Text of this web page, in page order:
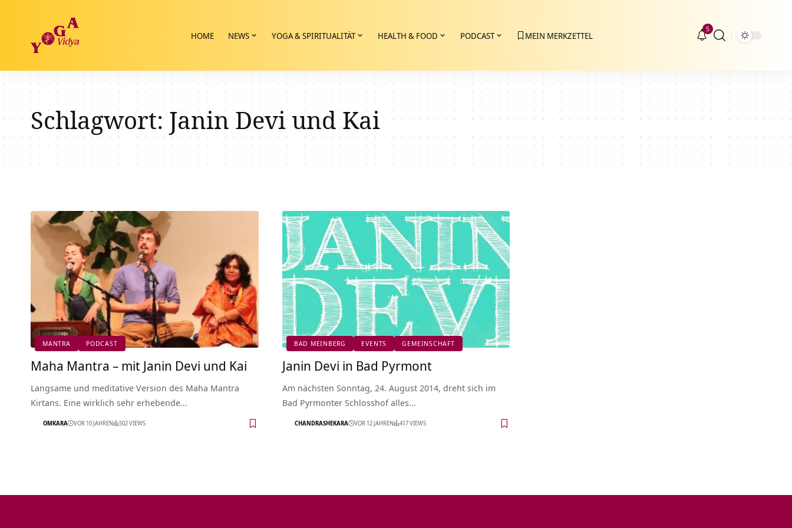
HOME NEWS YOGA & SPIRITUALITÄT HEALTH & FOOD PODCAST MEIN MERKZETTEL
5
Schlagwort:Janin Devi und Kai
MANTRA PODCAST
Maha Mantra – mit Janin Devi und Kai
Langsame und meditative Version des Maha Mantra
Kirtans. Eine wirklich sehr erhebende…
OMKARA VOR 10 JAHREN 502 VIEWS
BAD MEINBERG EVENTS GEMEINSCHAFT
Janin Devi in Bad Pyrmont
Am nächsten Sonntag, 24. August 2014, dreht sich im
Bad Pyrmonter Schlosshof alles…
CHANDRASHEKARA VOR 12 JAHREN 417 VIEWS